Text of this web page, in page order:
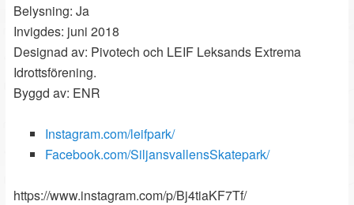
Belysning: Ja
Invigdes: juni 2018
Designad av: Pivotech och LEIF Leksands Extrema
Idrottsförening.
Byggd av: ENR
Instagram.com/leifpark/
Facebook.com/SiljansvallensSkatepark/
https://www.instagram.com/p/Bj4tiaKF7Tf/